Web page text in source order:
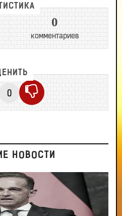
0
комментариев
0
НОВОСТИ